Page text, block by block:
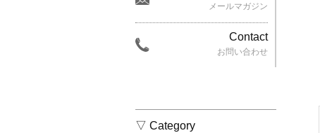
メールマガジン
Contact
お問い合わせ
▽ Category